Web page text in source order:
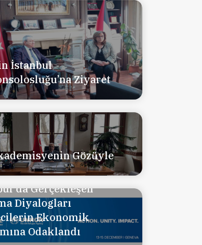
İstanbul
Ziyaret
Gözüyle
Gerçekleşen
Diyalogları
Ekonomik
Odaklandı